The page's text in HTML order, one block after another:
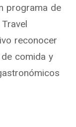
programa de
reconocer
comida y